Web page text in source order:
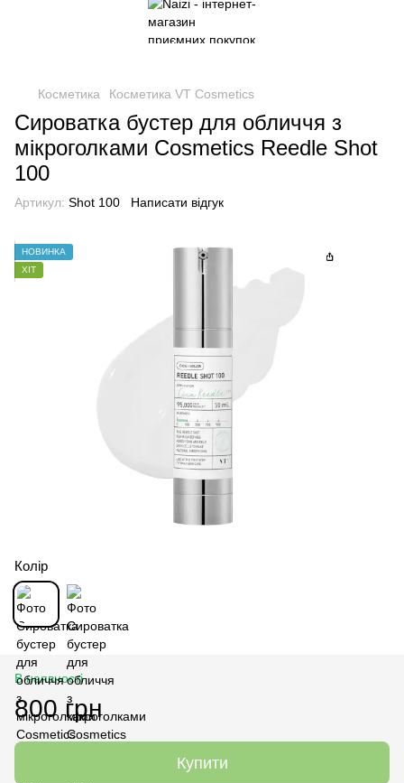
Косметика Косметика VT Cosmetics
Сироватка бустер для обличчя з
мікроголками Cosmetics Reedle Shot
100
Артикул: Shot 100 Написати відгук
НОВИНКА
ХІТ
Колір
В наявності
800 грн
Купити